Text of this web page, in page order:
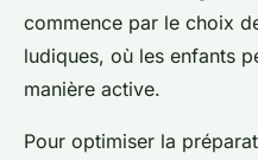
commence par le choix
ludiques, où les enfants
manière active.
Pour optimiser la